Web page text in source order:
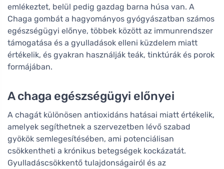
emlékeztet, belül pedig gazdag barna húsa van. A
Chaga gombát a hagyományos gyógyászatban számos
egészségügyi előnye, többek között az immunrendszer
támogatása és a gyulladások elleni küzdelem miatt
értékelik, és gyakran használják teák, tinktúrák és porok
formájában.
A chaga egészségügyi előnyei
A chagát különösen antioxidáns hatásai miatt értékelik,
amelyek segíthetnek a szervezetben lévő szabad
gyökök semlegesítésében, ami potenciálisan
csökkentheti a krónikus betegségek kockázatát.
Gyulladáscsökkentő tulajdonságairól és az